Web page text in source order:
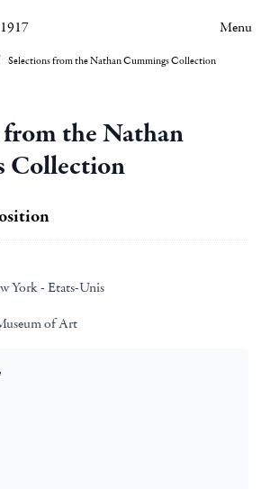
1917 Menu
Selections from the Nathan Cummings Collection
the Nathan
Collection
York - Etats-Unis
of Art